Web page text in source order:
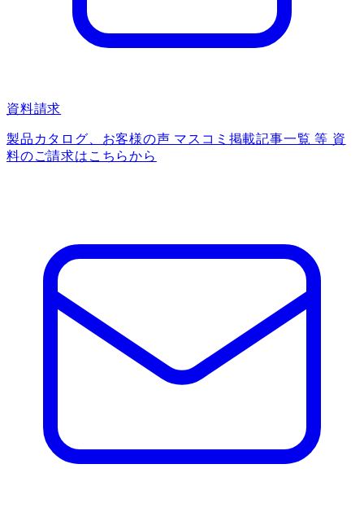
資料請求
製品カタログ、お客様の声 マスコミ掲載記事一覧 等 資
料のご請求はこちらから